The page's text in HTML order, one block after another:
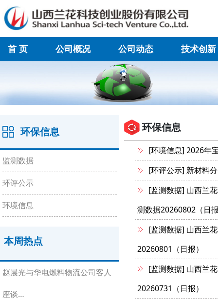
首 页 公司概况 公司动态
技术创新
环保信息
监测数据
环评公示
环境信息
本周热点
赵晨光与华电燃料物流公司客人
座谈…
环保信息
[环境信息] 2026年
[环评公示] 新材料
[监测数据] 山西兰
测数据20260802（日
[监测数据] 山西兰
20260801（日报）
[监测数据] 山西兰
20260731（日报）